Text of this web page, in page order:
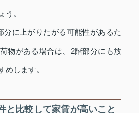
う。
分に上がりたがる可能性があるた
物がある場合は、2階部分にも放
めします。
と比較して家賃が高いこと